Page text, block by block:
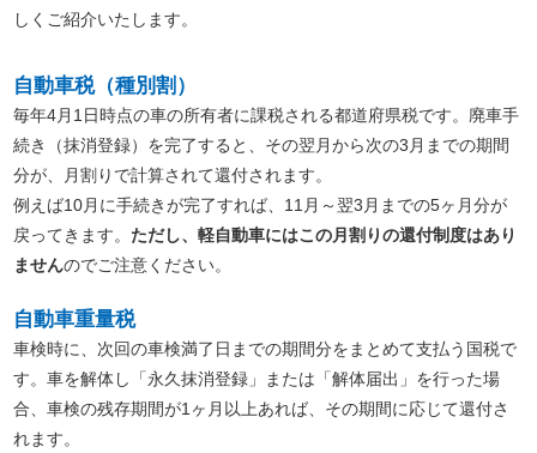
しくご紹介いたします。
自動車税（種別割）
毎年4月1日時点の車の所有者に課税される都道府県税です。廃車手
続き（抹消登録）を完了すると、その翌月から次の3月までの期間
分が、月割りで計算されて還付されます。
例えば10月に手続きが完了すれば、11月～翌3月までの5ヶ月分が
戻ってきます。 ただし、軽自動車にはこの月割りの還付制度はあり
ませんのでご注意ください。
自動車重量税
車検時に、次回の車検満了日までの期間分をまとめて支払う国税で
す。車を解体し「永久抹消登録」または「解体届出」を行った場
合、車検の残存期間が1ヶ月以上あれば、その期間に応じて還付さ
れます。